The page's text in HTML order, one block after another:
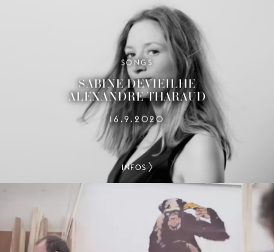
SONGS
SABINE DEVIEILHE
ALEXANDRE THARAUD
16.9.2020
INFOS